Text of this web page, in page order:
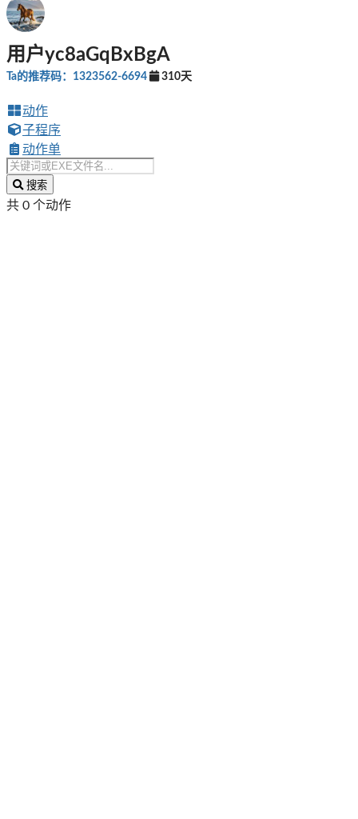
用户yc8aGqBxBgA
Ta的推荐码：1323562-6694 310天
动作
子程序
动作单
搜索
共 0 个动作